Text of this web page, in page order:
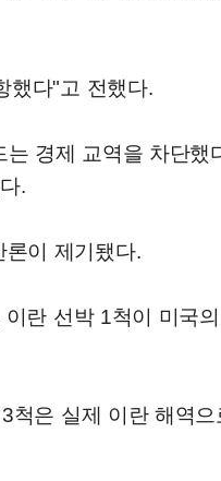
했다"고 전했다.
경제 교역을 차단
.
이 제기됐다.
란 선박 1척이 미국
은 실제 이란 해역